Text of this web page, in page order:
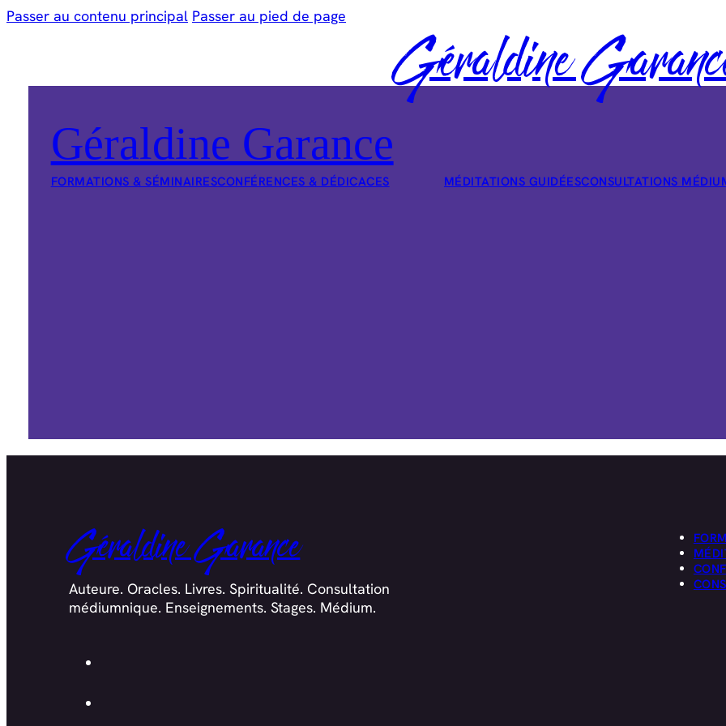
Passer au contenu principal Passer au pied de page
Géraldine
Géraldine Garance
FORMATIONS & SÉMINAIRESCONFÉRENCES & DÉDICACES MÉDITATIONS GUIDÉESCONSULTATIONS
Géraldine Garance
Auteure. Oracles. Livres. Spiritualité. Consultation
médiumnique. Enseignements. Stages. Médium.